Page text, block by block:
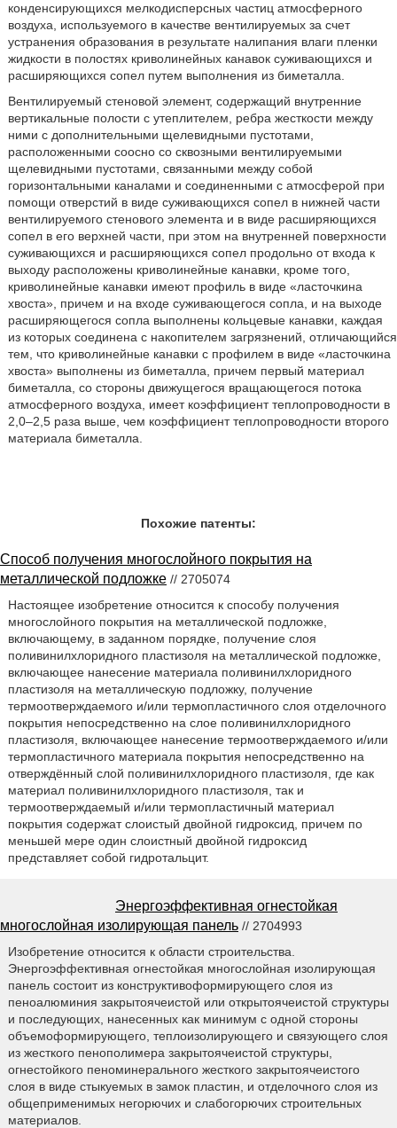
конденсирующихся мелкодисперсных частиц атмосферного
воздуха, используемого в качестве вентилируемых за счет
устранения образования в результате налипания влаги пленки
жидкости в полостях криволинейных канавок суживающихся и
расширяющихся сопел путем выполнения из биметалла.
Вентилируемый стеновой элемент, содержащий внутренние
вертикальные полости с утеплителем, ребра жесткости между
ними с дополнительными щелевидными пустотами,
расположенными соосно со сквозными вентилируемыми
щелевидными пустотами, связанными между собой
горизонтальными каналами и соединенными с атмосферой при
помощи отверстий в виде суживающихся сопел в нижней части
вентилируемого стенового элемента и в виде расширяющихся
сопел в его верхней части, при этом на внутренней поверхности
суживающихся и расширяющихся сопел продольно от входа к
выходу расположены криволинейные канавки, кроме того,
криволинейные канавки имеют профиль в виде «ласточкина
хвоста», причем и на входе суживающегося сопла, и на выходе
расширяющегося сопла выполнены кольцевые канавки, каждая
из которых соединена с накопителем загрязнений, отличающийся
тем, что криволинейные канавки с профилем в виде «ласточкина
хвоста» выполнены из биметалла, причем первый материал
биметалла, со стороны движущегося вращающегося потока
атмосферного воздуха, имеет коэффициент теплопроводности в
2,0–2,5 раза выше, чем коэффициент теплопроводности второго
материала биметалла.
Похожие патенты:
Способ получения многослойного покрытия на
металлической подложке // 2705074
Настоящее изобретение относится к способу получения
многослойного покрытия на металлической подложке,
включающему, в заданном порядке, получение слоя
поливинилхлоридного пластизоля на металлической подложке,
включающее нанесение материала поливинилхлоридного
пластизоля на металлическую подложку, получение
термоотверждаемого и/или термопластичного слоя отделочного
покрытия непосредственно на слое поливинилхлоридного
пластизоля, включающее нанесение термоотверждаемого и/или
термопластичного материала покрытия непосредственно на
отверждённый слой поливинилхлоридного пластизоля, где как
материал поливинилхлоридного пластизоля, так и
термоотверждаемый и/или термопластичный материал
покрытия содержат слоистый двойной гидроксид, причем по
меньшей мере один слоистный двойной гидроксид
представляет собой гидротальцит.
Энергоэффективная огнестойкая
многослойная изолирующая панель // 2704993
Изобретение относится к области строительства.
Энергоэффективная огнестойкая многослойная изолирующая
панель состоит из конструктивоформирующего слоя из
пеноалюминия закрытоячеистой или открытоячеистой структуры
и последующих, нанесенных как минимум с одной стороны
объемоформирующего, теплоизолирующего и связующего слоя
из жесткого пенополимера закрытоячеистой структуры,
огнестойкого пеноминерального жесткого закрытоячеистого
слоя в виде стыкуемых в замок пластин, и отделочного слоя из
общеприменимых негорючих и слабогорючих строительных
материалов.